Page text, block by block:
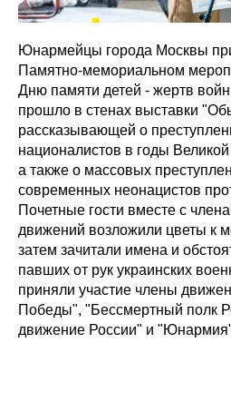
Юнармейцы города Москвы
Памятно-мемориальном
Дню памяти детей - жертв
прошло в стенах выставки
рассказывающей о
националистов в годы
а также о массовых
современных неонацистов
Почетные гости вместе с
движений возложили цветы к
затем зачитали имена и
павших от рук украинских
приняли участие члены
Победы", "Бессмертный полк
движение России" и